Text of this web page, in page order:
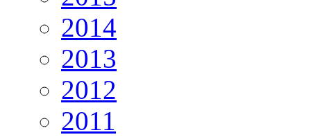
2014
2013
2012
2011